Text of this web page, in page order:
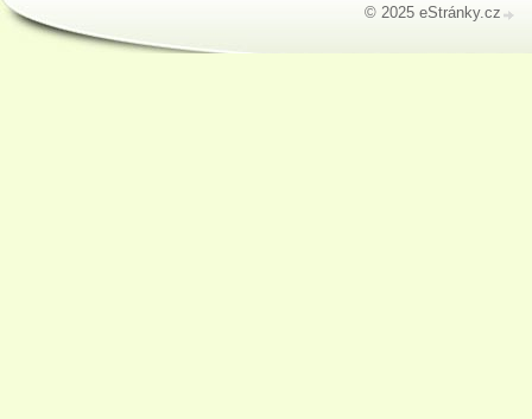
© 2025 eStránky.cz